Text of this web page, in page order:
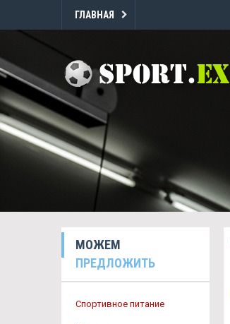
ГЛАВНАЯ
МОЖЕМ
ПРЕДЛОЖИТЬ
Спортивное питание